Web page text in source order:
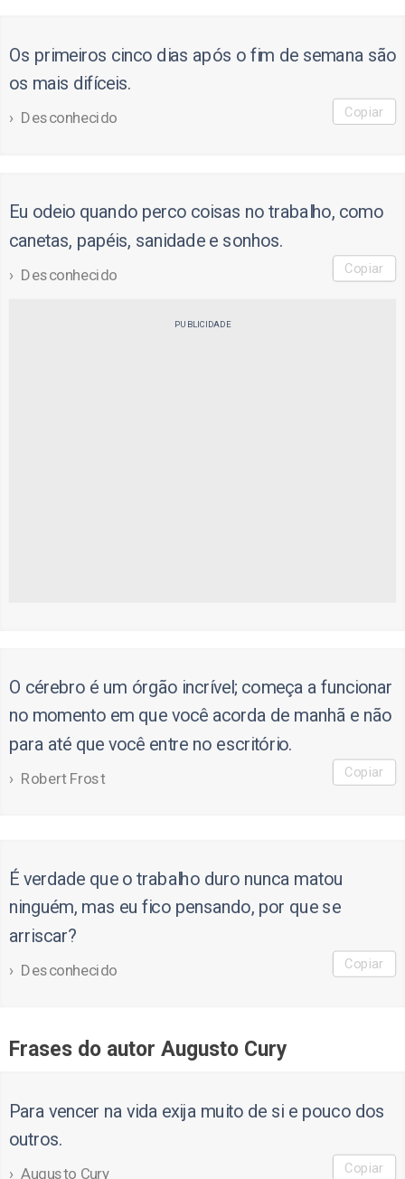
Os primeiros cinco dias após o fim de semana são
os mais difíceis.
Desconhecido Copiar
Eu odeio quando perco coisas no trabalho, como
canetas, papéis, sanidade e sonhos.
Desconhecido Copiar
PUBLICIDADE
O cérebro é um órgão incrível; começa a funcionar
no momento em que você acorda de manhã e não
para até que você entre no escritório.
Robert Frost Copiar
É verdade que o trabalho duro nunca matou
ninguém, mas eu fico pensando, por que se
arriscar?
Desconhecido Copiar
Frases do autor Augusto Cury
Para vencer na vida exija muito de si e pouco dos
outros.
Augusto Cury Copiar